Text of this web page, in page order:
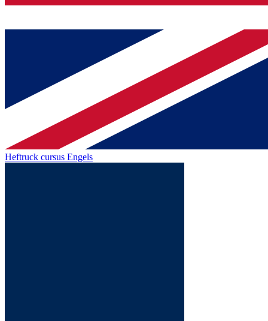
Heftruck cursus Engels